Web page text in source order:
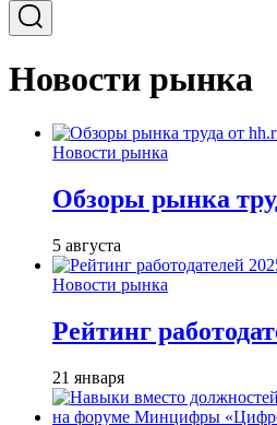
Новости рынка
Новости рынка
Обзоры рынка
5 августа
Новости рынка
Рейтинг
21 января